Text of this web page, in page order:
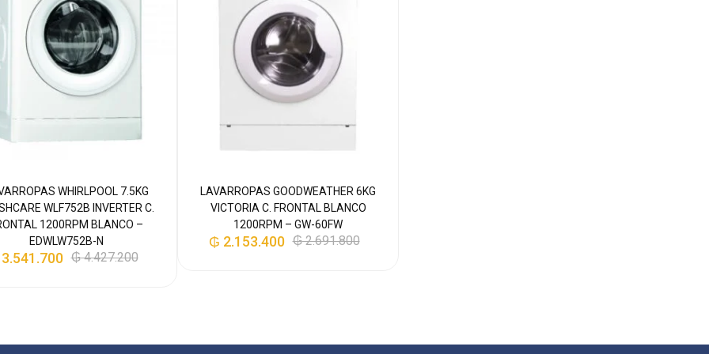
WHIRLPOOL 7.5KG
WLF752B INVERTER C.
1200RPM BLANCO –
EDWLW752B-N
₲4.427.200
LAVARROPAS GOODWEATHER 6KG
VICTORIA C. FRONTAL BLANCO
1200RPM – GW-60FW
₲2.691.800
₲ 2.153.400